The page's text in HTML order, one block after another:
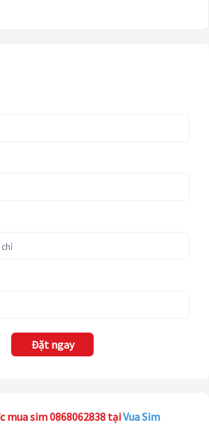
Đặt ngay
mua sim 0868062838 tạiVua Sim